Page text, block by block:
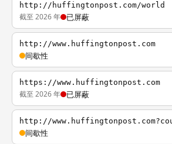
http://huffingtonpost.com/world
截至 2026 年 已屏蔽
http://www.huffingtonpost.com
间歇性
https://www.huffingtonpost.com
截至 2026 年 已屏蔽
http://
间歇性